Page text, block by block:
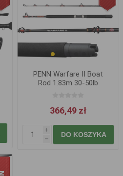
PENN Warfare II Boat
Rod 1.83m 30-50lb
366,49 zł
i
h
DO KOSZYKA